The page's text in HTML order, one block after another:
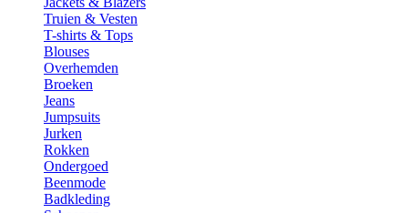
Truien & Vesten
T-shirts & Tops
Blouses
Overhemden
Broeken
Jeans
Jumpsuits
Jurken
Rokken
Ondergoed
Beenmode
Badkleding